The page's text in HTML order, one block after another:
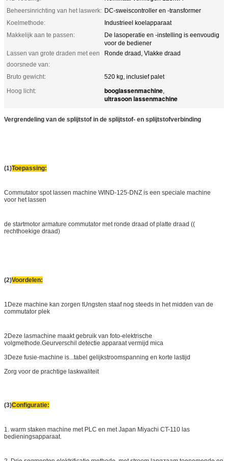
Beheersinrichting van het laswerk: DC-sweiscontroller en -transformer
Koelmethode:
Industrieel koelapparaat
Makkelijk aan te passen:
De lasoperatie en -instelling is eenvoudig
voor de bediener
Lassen van grote draden met een
doorsnede van:
Ronde draad, Vlakke draad
Bruto gewicht:
520 kg, inclusief palet
Hoog licht:
booglassenmachine,
ultrasoon lassenmachine
Vergrendeling van de splijtstof in de splijtstof- en splijtstofverbinding
(1)Toepassing:
Commutator spot lassen machine WIND-125-DNZ is een speciale machine
voor het lassen
de startmotor armature commutator met ronde draad of platte draad ((
rechthoekige draad)
(2)Voordelen:
1Deze machine kan zorgen tUngsten staaf nog steeds in het midden van de
commutator plek
2Deze lasmachine maakt gebruik van foto-elektrische
volgmethode.Geurverschil detectie apparaat vermijd mica
3Deze fusie-machine is...tabel gelijkstroomspanning en korte lastijd
Zorg voor de prachtige laskwaliteit
(3)Configuratie:
1. warm staken machine met PLC en met Japan Miyachi CT-110 las
bedieningsapparaat.